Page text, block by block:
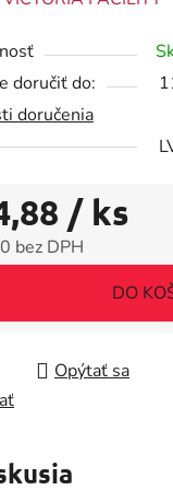
doručiť do:
doručenia
/ ks
bez DPH
DO
Opýtať sa